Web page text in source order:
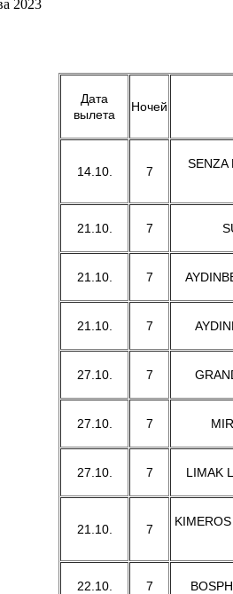
Дата
вылета
Ночей
14.10. 7
SENZA
21.10. 7
21.10. 7
21.10. 7
27.10. 7
27.10. 7
27.10. 7 LIMAK
21.10. 7
22.10. 7